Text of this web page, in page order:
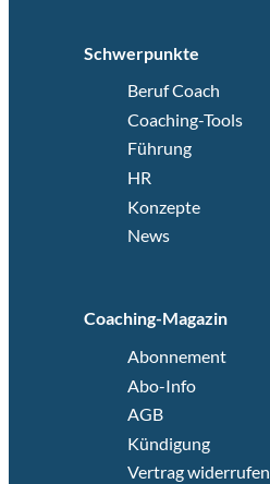
Schwerpunkte
Beruf Coach
Coaching-Tools
Führung
HR
Konzepte
News
Coaching-Magazin
Abonnement
Abo-Info
AGB
Kündigung
Vertrag widerrufen